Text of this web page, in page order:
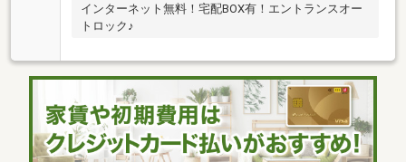
インターネット無料！宅配BOX有！エントランスオー
トロック♪